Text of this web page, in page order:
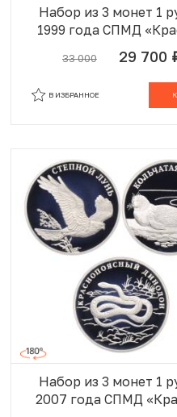
Набор из 3 монет 1
1999 года СПМД
книга»
33 000 29 700
В ИЗБРАННОЕ
Набор из 3 монет 1
2007 года СПМД